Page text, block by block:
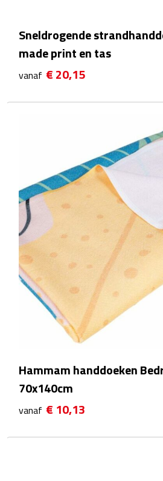
Fietssloten
Fietsverlichting
Drinkwaren
Drinkbekers
Bekers
Bidons
Plastic bekers
Reisbekers
Drinkflessen
Opvouwbare drinkfles
Sneldrogende
made print en tas
vanaf € 20,15
Hammam handdoeken
70x140cm
vanaf € 10,13